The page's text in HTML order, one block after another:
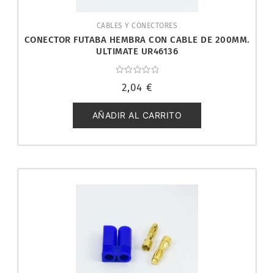
CABLES Y CONECTORES
CONECTOR FUTABA HEMBRA CON CABLE DE 200MM.
ULTIMATE UR46136
con
de
5
2,04 €
AÑADIR AL CARRITO